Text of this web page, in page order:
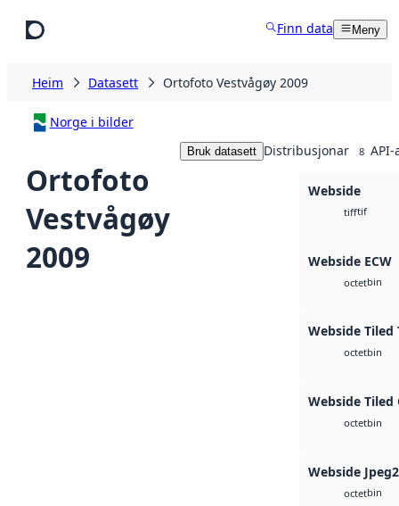
Finn data Meny
Heim Datasett Ortofoto Vestvågøy 2009
Norge i bilder
Ortofoto
Vestvågøy
2009
Bruk datasett Distribusjonar 8 API-
Webside
tifftif
Webside ECW
octetbin
Webside Tiled
octetbin
Webside Tiled
octetbin
Webside
octetbin